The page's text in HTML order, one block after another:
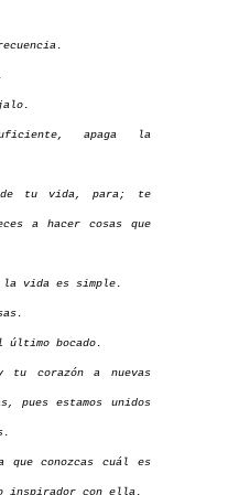
apaga la
de tu vida, para; te
a hacer cosas que
la vida es simple.
último bocado.
tu corazón a nuevas
pues estamos unidos
que conozcas cuál es